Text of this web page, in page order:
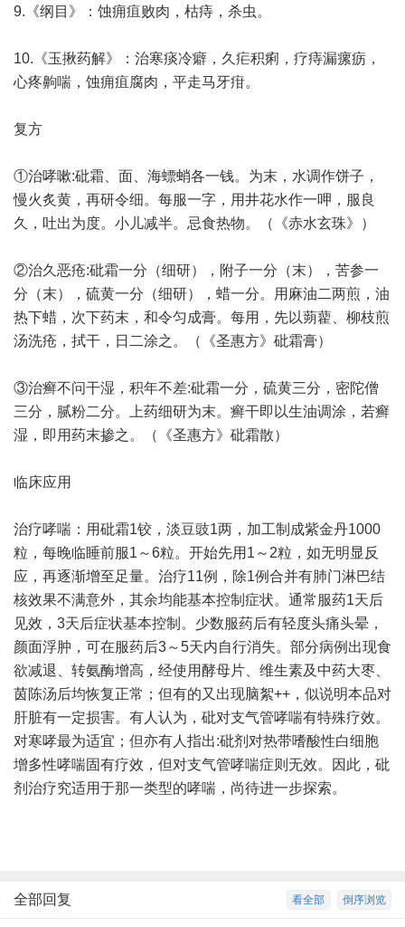
9.《纲目》：蚀痈疽败肉，枯痔，杀虫。
10.《玉揪药解》：治寒痰冷癖，久疟积痢，疗痔漏瘰疬，
心疼齁喘，蚀痈疽腐肉，平走马牙疳。
复方
①治哮嗽:砒霜、面、海螵蛸各一钱。为末，水调作饼子，
慢火炙黄，再研令细。每服一字，用井花水作一呷，服良
久，吐出为度。小儿减半。忌食热物。（《赤水玄珠》）
②治久恶疮:砒霜一分（细研），附子一分（末），苦参一
分（末），硫黄一分（细研），蜡一分。用麻油二两煎，油
热下蜡，次下药末，和令匀成膏。每用，先以蒴藋、柳枝煎
汤洗疮，拭干，日二涂之。（《圣惠方》砒霜膏）
③治癣不问干湿，积年不差:砒霜一分，硫黄三分，密陀僧
三分，腻粉二分。上药细研为末。癣干即以生油调涂，若癣
湿，即用药末掺之。（《圣惠方》砒霜散）
临床应用
治疗哮喘：用砒霜1铰，淡豆豉1两，加工制成紫金丹1000
粒，每晚临睡前服1～6粒。开始先用1～2粒，如无明显反
应，再逐渐增至足量。治疗11例，除1例合并有肺门淋巴结
核效果不满意外，其余均能基本控制症状。通常服药1天后
见效，3天后症状基本控制。少数服药后有轻度头痛头晕，
颜面浮肿，可在服药后3～5天内自行消失。部分病例出现食
欲减退、转氨酶增高，经使用酵母片、维生素及中药大枣、
茵陈汤后均恢复正常；但有的又出现脑絮++，似说明本品对
肝脏有一定损害。有人认为，砒对支气管哮喘有特殊疗效。
对寒哮最为适宜；但亦有人指出:砒剂对热带嗜酸性白细胞
增多性哮喘固有疗效，但对支气管哮喘症则无效。因此，砒
剂治疗究适用于那一类型的哮喘，尚待进一步探索。
倒序浏览
看全部
全部回复